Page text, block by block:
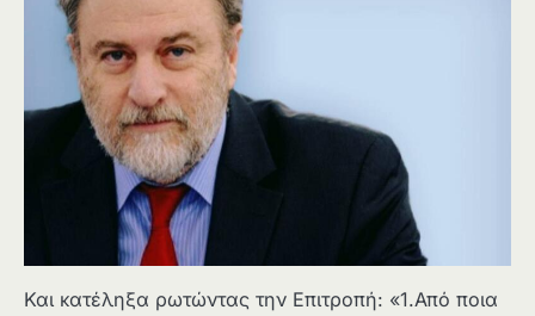
Και κατέληξα ρωτώντας την Επιτροπή: «1.Από ποια